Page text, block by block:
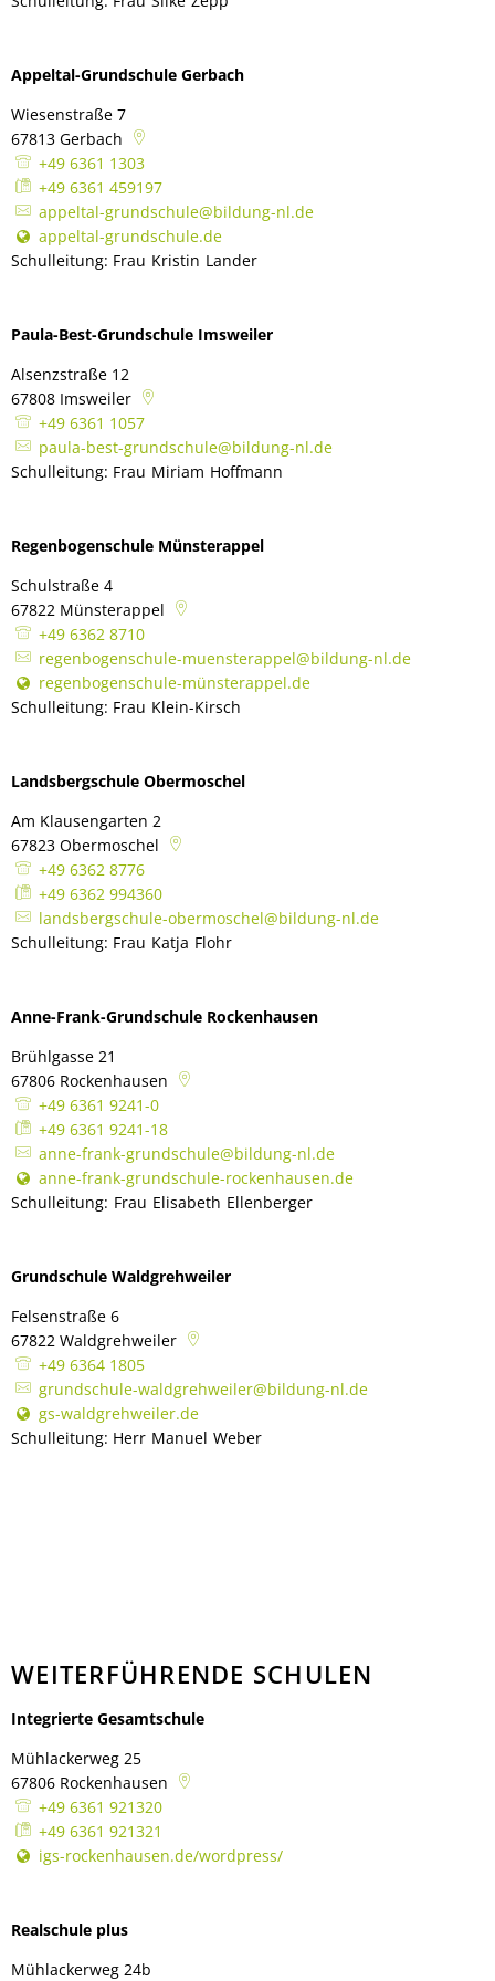
Appeltal-Grundschule Gerbach
Wiesenstraße 7
67813 Gerbach
+49 6361 1303
+49 6361 459197
appeltal-grundschule@bildung-nl.de
appeltal-grundschule.de
Schulleitung: Frau Kristin Lander
Paula-Best-Grundschule Imsweiler
Alsenzstraße 12
67808 Imsweiler
+49 6361 1057
paula-best-grundschule@bildung-nl.de
Schulleitung: Frau Miriam Hoffmann
Regenbogenschule Münsterappel
Schulstraße 4
67822 Münsterappel
+49 6362 8710
regenbogenschule-muensterappel@bildung-nl.de
regenbogenschule-münsterappel.de
Schulleitung: Frau Klein-Kirsch
Landsbergschule Obermoschel
Am Klausengarten 2
67823 Obermoschel
+49 6362 8776
+49 6362 994360
landsbergschule-obermoschel@bildung-nl.de
Schulleitung: Frau Katja Flohr
Anne-Frank-Grundschule Rockenhausen
Brühlgasse 21
67806 Rockenhausen
+49 6361 9241-0
+49 6361 9241-18
anne-frank-grundschule@bildung-nl.de
anne-frank-grundschule-rockenhausen.de
Schulleitung: Frau Elisabeth Ellenberger
Grundschule Waldgrehweiler
Felsenstraße 6
67822 Waldgrehweiler
+49 6364 1805
grundschule-waldgrehweiler@bildung-nl.de
gs-waldgrehweiler.de
Schulleitung: Herr Manuel Weber
WEITERFÜHRENDE SCHULEN
Integrierte Gesamtschule
Mühlackerweg 25
67806 Rockenhausen
+49 6361 921320
+49 6361 921321
igs-rockenhausen.de/wordpress/
Realschule plus
Mühlackerweg 24b